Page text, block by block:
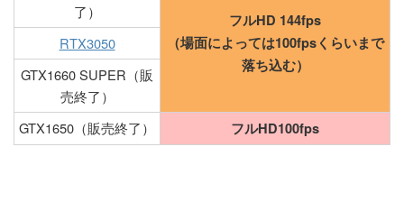
了）
フルHD 144fps
（場面によっては100fpsくらいまで
落ち込む）
RTX3050
GTX1660 SUPER （販
売終了）
GTX1650（販売終了）
フルHD100fps